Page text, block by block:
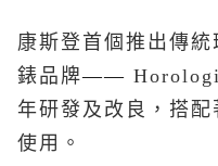
康斯登首個推出傳
錶品牌——
年研發及改良，搭配
使用。